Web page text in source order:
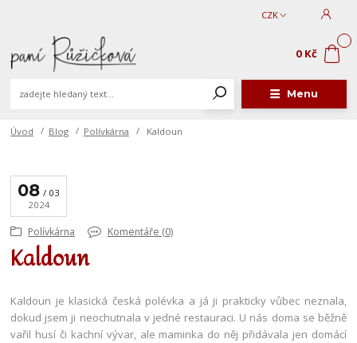
Menu
CZK
0 Kč
Úvod Blog Polívkárna Kaldoun
08
03
2024
Polívkárna Komentáře (0)
Kaldoun
Kaldoun je klasická česká polévka a já ji prakticky vůbec neznala,
dokud jsem ji neochutnala v jedné restauraci. U nás doma se běžně
vařil husí či kachní vývar, ale maminka do něj přidávala jen domácí